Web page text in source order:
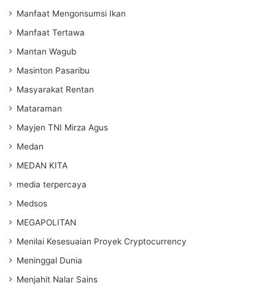
Manfaat Mengonsumsi Ikan
Manfaat Tertawa
Mantan Wagub
Masinton Pasaribu
Masyarakat Rentan
Mataraman
Mayjen TNI Mirza Agus
Medan
MEDAN KITA
media terpercaya
Medsos
MEGAPOLITAN
Menilai Kesesuaian Proyek Cryptocurrency
Meninggal Dunia
Menjahit Nalar Sains